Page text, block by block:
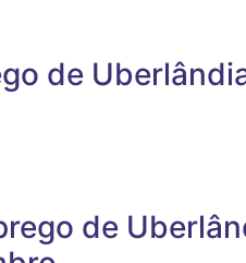
de
de